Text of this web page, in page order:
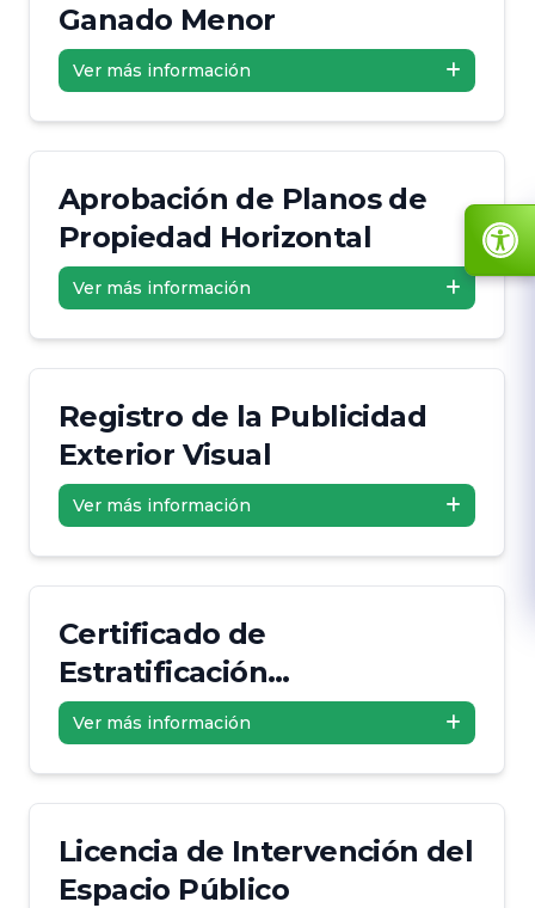
Ganado Menor
Ver más información
Aprobación de Planos de
Propiedad Horizontal
Ver más información
Registro de la Publicidad
Exterior Visual
Ver más información
Certificado de
Estratificación
Socioeconómica
Ver más información
Licencia de Intervención del
Espacio Público